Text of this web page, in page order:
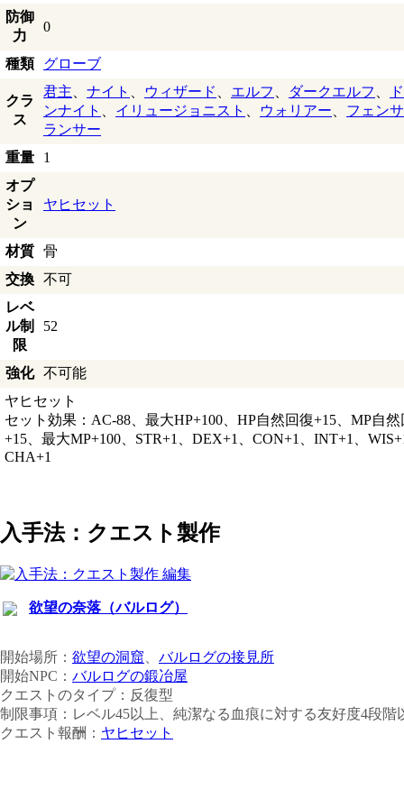
防御
力
0
種類 グローブ
クラ
ス
君主 ナイト ウィザード エルフ ダークエルフ
ンナイト
イリュージョニスト ウォリアー フェン
ランサー
重量
1
オプ
ショ
ン
ヤヒセット
材質
骨
交換
不可
レベ
ル制
限
52
強化
不可能
ヤヒセット
セット効果：AC-88、最大HP+100、HP自然回復+15、MP自然
+15、最大MP+100、STR+1、DEX+1、CON+1、INT+1、
CHA+1
入手法：クエスト製作
欲望の奈落（バルログ）
開始場所： 欲望の洞窟
バルログの接見所
開始NPC： バルログの鍛冶屋
クエストのタイプ：反復型
制限事項：レベル45以上、純潔なる血痕に対する友好度4段階
クエスト報酬： ヤヒセット